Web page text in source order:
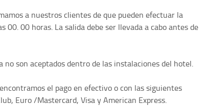
a nuestros clientes de que pueden efectuar la
00. 00 horas. La salida debe ser llevada a cabo antes de
no son aceptados dentro de las instalaciones del hotel.
el pago en efectivo o con las siguientes
Euro /Mastercard, Visa y American Express.